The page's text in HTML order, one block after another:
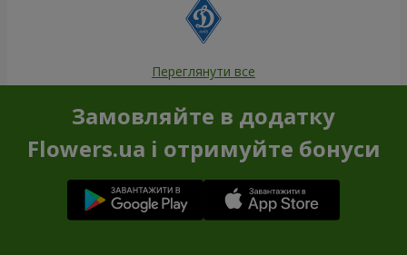
Переглянути все
Замовляйте в додатку
Flowers.ua і отримуйте бонуси